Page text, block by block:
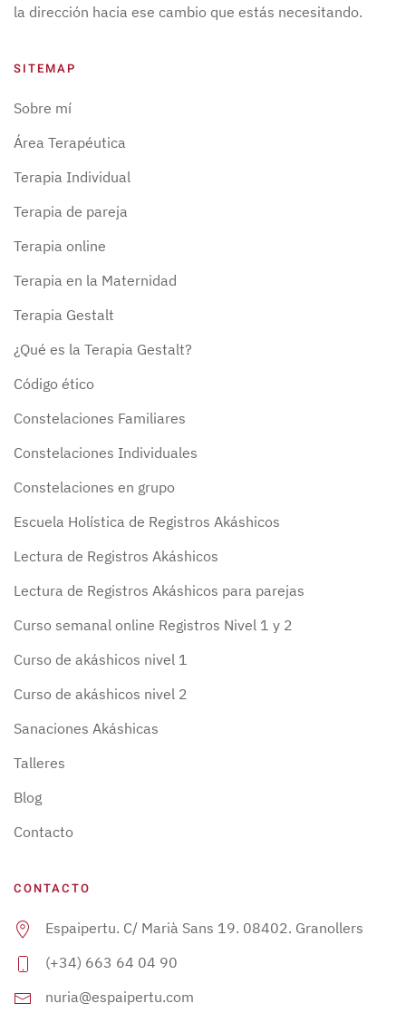
la dirección hacia ese cambio que estás necesitando.
SITEMAP
Sobre mí
Área Terapéutica
Terapia Individual
Terapia de pareja
Terapia online
Terapia en la Maternidad
Terapia Gestalt
¿Qué es la Terapia Gestalt?
Código ético
Constelaciones Familiares
Constelaciones Individuales
Constelaciones en grupo
Escuela Holística de Registros Akáshicos
Lectura de Registros Akáshicos
Lectura de Registros Akáshicos para parejas
Curso semanal online Registros Nivel 1 y 2
Curso de akáshicos nivel 1
Curso de akáshicos nivel 2
Sanaciones Akáshicas
Talleres
Blog
Contacto
CONTACTO
Espaipertu. C/ Marià Sans 19. 08402. Granollers
(+34) 663 64 04 90
nuria@espaipertu.com